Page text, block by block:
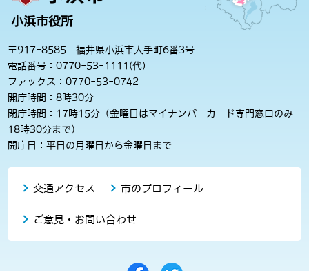
小浜市役所
〒917-8585 福井県小浜市大手町6番3号
電話番号：0770-53-1111(代)
ファックス：0770-53-0742
開庁時間：8時30分
閉庁時間：17時15分（金曜日はマイナンバーカード専門窓口のみ
18時30分まで）
開庁日：平日の月曜日から金曜日まで
交通アクセス 市のプロフィール
ご意見・お問い合わせ